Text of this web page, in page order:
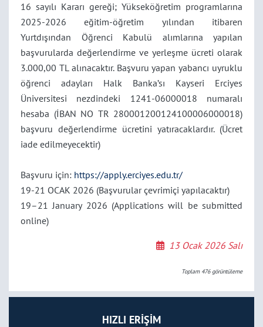
HIZLI ERİŞİM
16 sayılı Kararı gereği; Yükseköğretim programlarına
2025-2026 eğitim-öğretim yılından itibaren
Yurtdışından Öğrenci Kabulü alımlarına yapılan
başvurularda değerlendirme ve yerleşme ücreti olarak
3.000,00 TL alınacaktır. Başvuru yapan yabancı uyruklu
öğrenci adayları Halk Banka’sı Kayseri Erciyes
Üniversitesi nezdindeki 1241-06000018 numaralı
hesaba (İBAN NO TR 280001200124100006000018)
başvuru değerlendirme ücretini yatıracaklardır. (Ücret
iade edilmeyecektir)
Başvuru için: https://apply.erciyes.edu.tr/
19-21 OCAK 2026 (Başvurular çevrimiçi yapılacaktır)
19–21 January 2026 (Applications will be submitted
online)
13 Ocak 2026 Salı
Toplam 476görüntüleme